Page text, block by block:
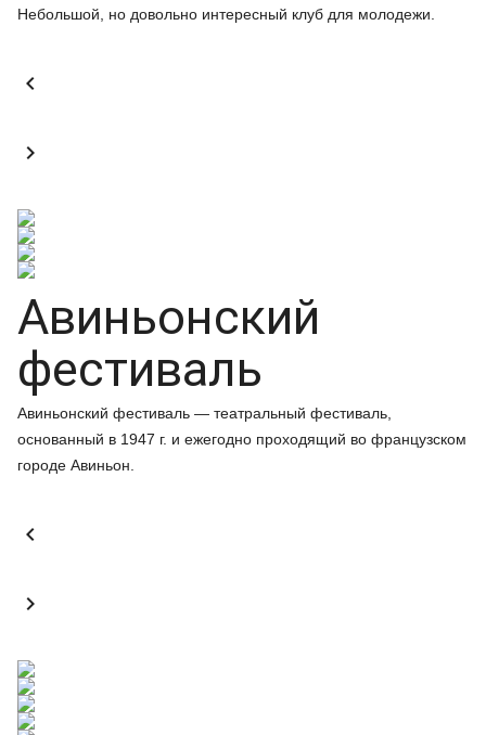
Небольшой, но довольно интересный клуб для молодежи.


Авиньонский
фестиваль
Авиньонский фестиваль — театральный фестиваль,
основанный в 1947 г. и ежегодно проходящий во французском
городе Авиньон.

